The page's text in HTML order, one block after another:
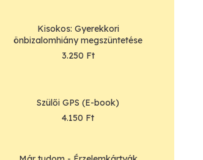
Kisokos: Gyerekkori
önbizalomhiány megszüntetése
3.250 Ft
Szülői GPS (E-book)
4.150 Ft